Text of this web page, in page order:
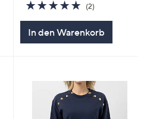
5.0
von
5
(2)
In den Warenkorb